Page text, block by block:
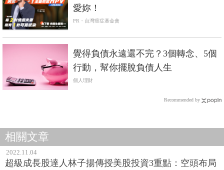
愛妳！
PR・台灣癌症基金會
覺得負債永遠還不完？3個轉念、5個
行動，幫你擺脫負債人生
個人理財
Recommended by
相關文章
2022.11.04
超級成長股達人林子揚傳授美股投資3重點：空頭布局